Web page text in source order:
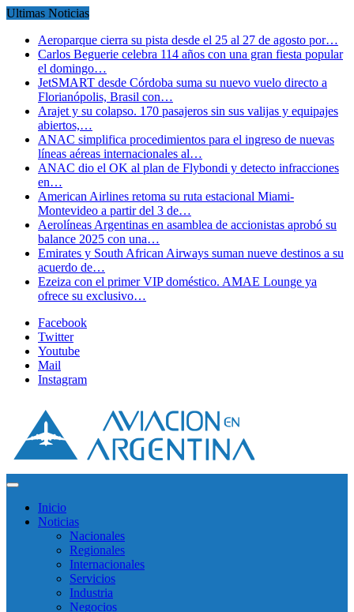
Ultimas Noticias
Aeroparque cierra su pista desde el 25 al 27 de agosto por…
Carlos Beguerie celebra 114 años con una gran fiesta popular
el domingo…
JetSMART desde Córdoba suma su nuevo vuelo directo a
Florianópolis, Brasil con…
Arajet y su colapso. 170 pasajeros sin sus valijas y equipajes
abiertos,…
ANAC simplifica procedimientos para el ingreso de nuevas
líneas aéreas internacionales al…
ANAC dio el OK al plan de Flybondi y detecto infracciones
en…
American Airlines retoma su ruta estacional Miami-
Montevideo a partir del 3 de…
Aerolíneas Argentinas en asamblea de accionistas aprobó su
balance 2025 con una…
Emirates y South African Airways suman nueve destinos a su
acuerdo de…
Ezeiza con el primer VIP doméstico. AMAE Lounge ya
ofrece su exclusivo…
Facebook
Twitter
Youtube
Mail
Instagram
Inicio
Noticias
Nacionales
Regionales
Internacionales
Servicios
Industria
Negocios